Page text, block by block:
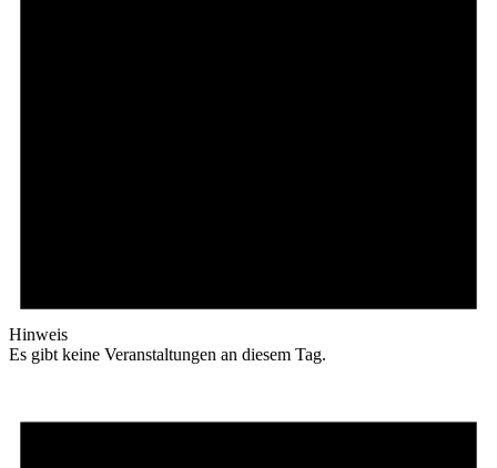
Hinweis
Es gibt keine Veranstaltungen an diesem Tag.